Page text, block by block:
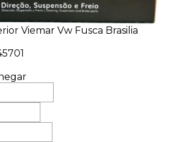
Viemar Vw Fusca Brasilia